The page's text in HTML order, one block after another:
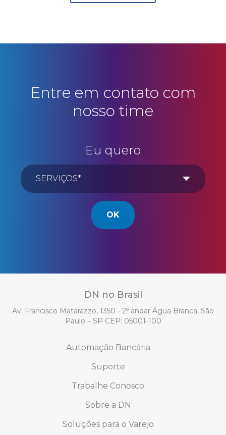
Entre em contato com
nosso time
Eu quero
OK
DN no Brasil
Av. Francisco Matarazzo, 1350 - 2º andar Água Branca, São
Paulo – SP CEP: 05001-100
Automação Bancária
Suporte
Trabalhe Conosco
Sobre a DN
Soluções para o Varejo